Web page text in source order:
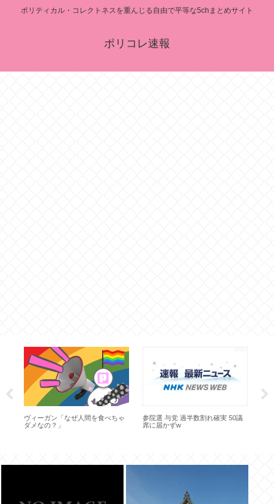
ポリティカル・コレクトネスを重んじる自由で平等な5chまとめサイト
ポリコレ速報
ヴィーガン「なぜ人間を食べちゃ
ダメなの？」
参院選 与党 過半数割れ確実 50議
席に届かずw